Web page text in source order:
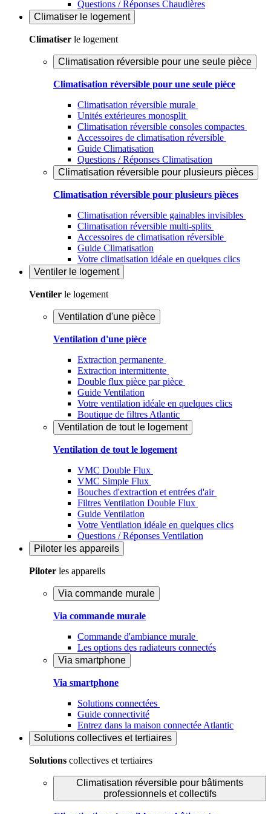
Questions / Réponses Chaudières
Climatiser le logement
Climatiser le logement
Climatisation réversible pour une seule pièce
Climatisation réversible pour une seule pièce
Climatisation réversible murale
Unités extérieures monosplit
Climatisation réversible consoles compactes
Accessoires de climatisation réversible
Guide Climatisation
Questions / Réponses Climatisation
Climatisation réversible pour plusieurs pièces
Climatisation réversible pour plusieurs pièces
Climatisation réversible gainables invisibles
Climatisation réversible multi-splits
Accessoires de climatisation réversible
Guide Climatisation
Votre climatisation idéale en quelques clics
Ventiler le logement
Ventiler le logement
Ventilation d'une pièce
Ventilation d'une pièce
Extraction permanente
Extraction intermittente
Double flux pièce par pièce
Guide Ventilation
Votre ventilation idéale en quelques clics
Boutique de filtres Atlantic
Ventilation de tout le logement
Ventilation de tout le logement
VMC Double Flux
VMC Simple Flux
Bouches d'extraction et entrées d'air
Filtres Ventilation Double Flux
Guide Ventilation
Votre Ventilation idéale en quelques clics
Questions / Réponses Ventilation
Piloter les appareils
Piloter les appareils
Via commande murale
Via commande murale
Commande d'ambiance murale
Les options des radiateurs connectés
Via smartphone
Via smartphone
Solutions connectées
Guide connectivité
Entrez dans la maison connectée Atlantic
Solutions collectives et tertiaires
Solutions collectives et tertiaires
Climatisation réversible pour bâtiments
professionnels et collectifs